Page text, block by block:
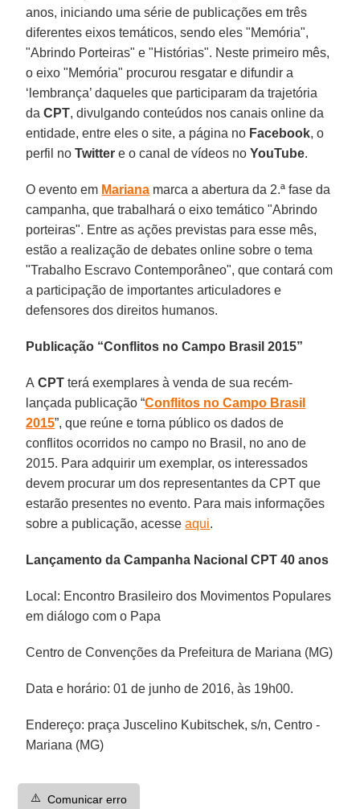
anos, iniciando uma série de publicações em três
diferentes eixos temáticos, sendo eles "Memória",
"Abrindo Porteiras" e "Histórias". Neste primeiro mês,
o eixo "Memória" procurou resgatar e difundir a
‘lembrança’ daqueles que participaram da trajetória
daCPT, divulgando conteúdos nos canais online da
entidade, entre eles o site, a página no Facebook, o
perfil noTwitter e o canal de vídeos noYouTube.
O evento em Mariana marca a abertura da 2.ª fase da
campanha, que trabalhará o eixo temático "Abrindo
porteiras". Entre as ações previstas para esse mês,
estão a realização de debates online sobre o tema
"Trabalho Escravo Contemporâneo", que contará com
a participação de importantes articuladores e
defensores dos direitos humanos.
Publicação “Conflitos no Campo Brasil 2015”
A CPT terá exemplares à venda de sua recém-
lançada publicação “Conflitos no Campo Brasil
2015”, que reúne e torna público os dados de
conflitos ocorridos no campo no Brasil, no ano de
2015. Para adquirir um exemplar, os interessados
devem procurar um dos representantes da CPT que
estarão presentes no evento. Para mais informações
sobre a publicação, acesseaqui.
Lançamento da Campanha Nacional CPT 40 anos
Local: Encontro Brasileiro dos Movimentos Populares
em diálogo com o Papa
Centro de Convenções da Prefeitura de Mariana (MG)
Data e horário: 01 de junho de 2016, às 19h00.
Endereço: praça Juscelino Kubitschek, s/n, Centro -
Mariana (MG)
⚠️ Comunicar erro